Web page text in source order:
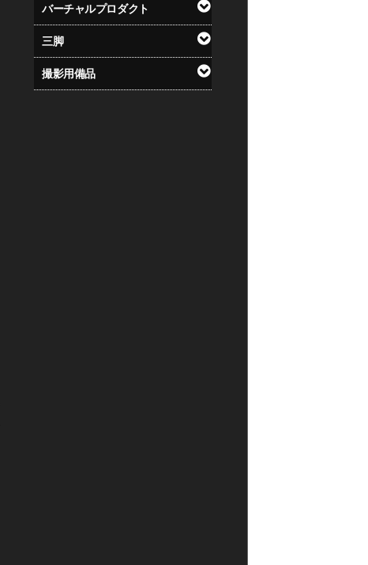
バーチャルプロダクト
三脚
撮影用備品